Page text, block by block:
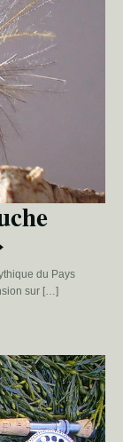
du Pays
sur […]